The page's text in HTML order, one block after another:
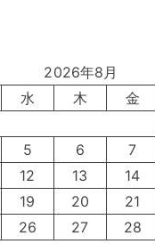
2026年8月
水 木 金
5 6 7
12 13 14
19 20 21
26 27 28